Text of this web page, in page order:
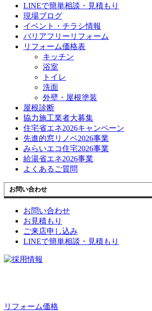
LINEで簡単相談・見積もり
現場ブログ
イベント・チラシ情報
バリアフリーリフォーム
リフォーム価格表
キッチン
浴室
トイレ
洗面
外壁・屋根塗装
屋根診断
協力施工業者大募集
住宅省エネ2026キャンペーン
先進的窓リノベ2026事業
みらいエコ住宅2026事業
給湯省エネ2026事業
よくあるご質問
お問い合わせ
お問い合わせ
お見積もり
ご来店申し込み
LINEで簡単相談・見積もり
リフォーム価格